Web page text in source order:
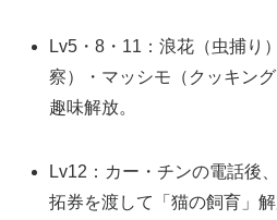
Lv5・8・11：浪花（虫捕り
察）・マッシモ（クッキン
趣味解放。
Lv12：カー・チンの電話後
拓券を渡して「猫の飼育」解